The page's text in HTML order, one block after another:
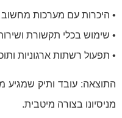
• היכרות עם מערכות
• שימוש בכלי תקשורת
• תפעול רשתות ארגוניות
התוצאה: עובד ותיק שמגיע
מניסיונו בצורה מיטבית.